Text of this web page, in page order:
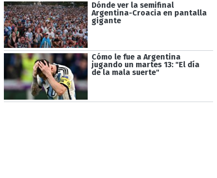
Dónde ver la semifinal
Argentina-Croacia en pantalla
gigante
Cómo le fue a Argentina
jugando un martes 13: "El día
de la mala suerte"